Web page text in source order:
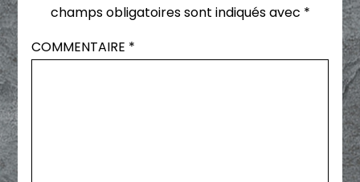
champs obligatoires sont indiqués avec *
COMMENTAIRE *